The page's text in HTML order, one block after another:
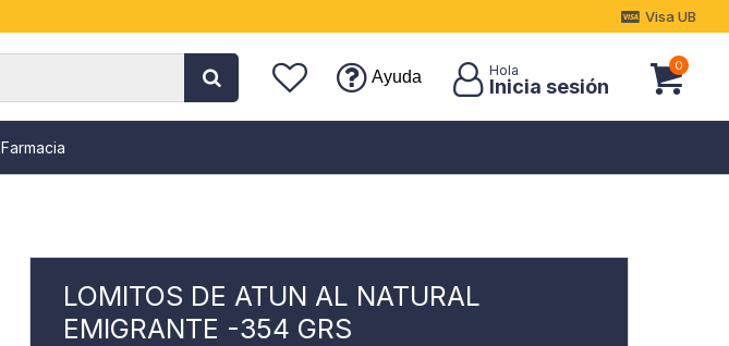
Farmacia
Ayuda
0
Visa UB
LOMITOS DE ATUN AL NATURAL
EMIGRANTE -354 GRS